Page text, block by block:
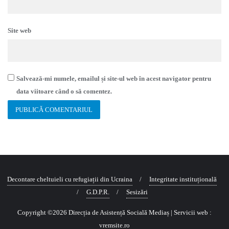
Site web
Salvează-mi numele, emailul și site-ul web în acest navigator pentru
data viitoare când o să comentez.
Decontare cheltuieli cu refugiații din Ucraina
Integritate instituțională
G.D.P.R.
Sesizări
Copyright ©2026 Direcția de Asistență Socială Mediaș | Servicii web :
vremsite.ro